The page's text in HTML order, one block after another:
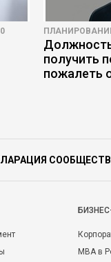
получить
пожалеть
MBA в